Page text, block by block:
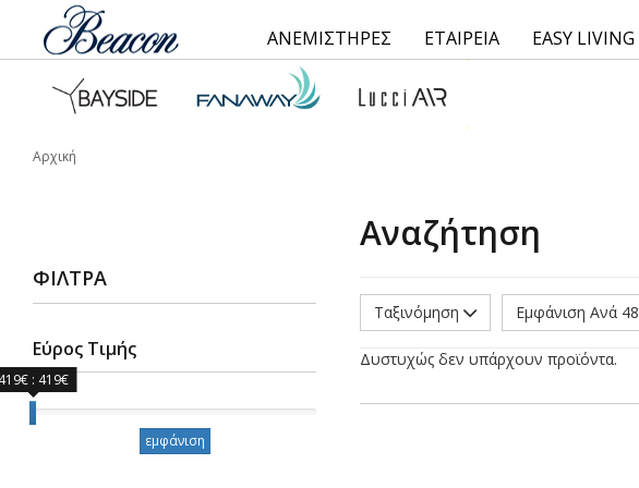
ΑΝΕΜΙΣΤΗΡΕΣ ΕΤΑΙΡΕΙΑ EASY LIVING
Αρχική
ΦΊΛΤΡΑ
Εύρος Τιμής
Εύρος Τιμής
: 419€
εμφάνιση
Αναζήτηση
Ταξινόμηση Εμφάνιση Ανά 48
Δυστυχώς δεν υπάρχουν προϊόντα.